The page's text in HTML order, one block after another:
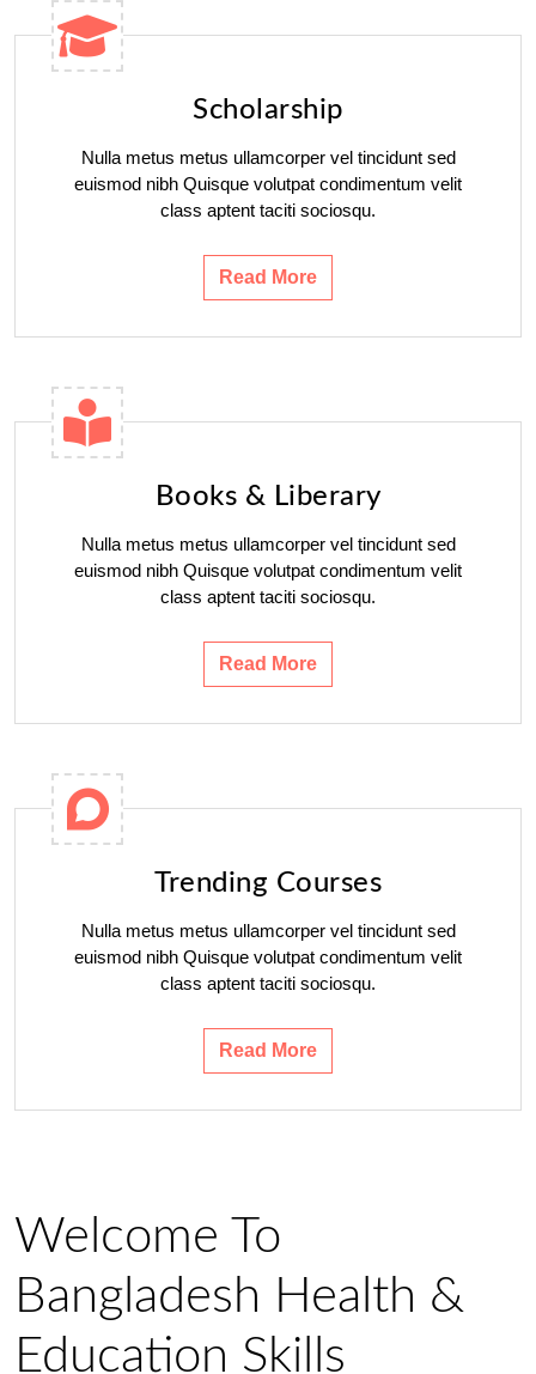
Scholarship
Nulla metus metus ullamcorper vel tincidunt sed
euismod nibh Quisque volutpat condimentum velit
class aptent taciti sociosqu.
Read More
Books & Liberary
Nulla metus metus ullamcorper vel tincidunt sed
euismod nibh Quisque volutpat condimentum velit
class aptent taciti sociosqu.
Read More
Trending Courses
Nulla metus metus ullamcorper vel tincidunt sed
euismod nibh Quisque volutpat condimentum velit
class aptent taciti sociosqu.
Read More
Welcome To
Bangladesh Health &
Education Skills